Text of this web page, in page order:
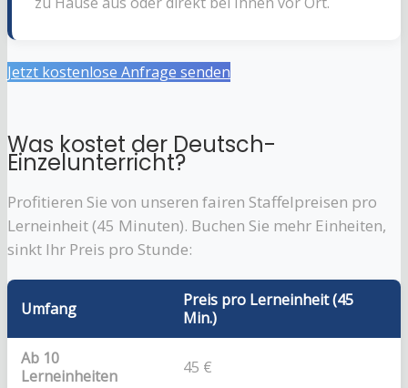
Jetzt kostenlose Anfrage senden
Was kostet der Deutsch-
Einzelunterricht?
Profitieren Sie von unseren fairen Staffelpreisen pro
Lerneinheit (45 Minuten). Buchen Sie mehr Einheiten,
sinkt Ihr Preis pro Stunde:
Umfang
Preis pro Lerneinheit (45
Min.)
Ab 10
Lerneinheiten
45 €